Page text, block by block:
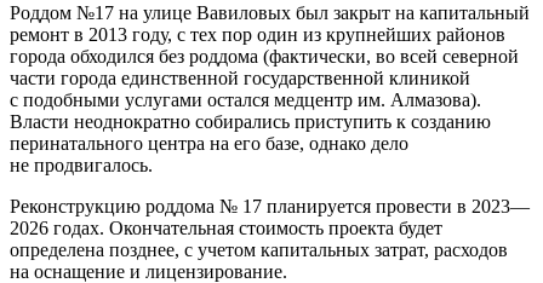
Роддом №17 на улице Вавиловых был закрыт на капитальный
ремонт в 2013 году, с тех пор один из крупнейших районов
города обходился без роддома (фактически, во всей северной
части города единственной государственной клиникой
с подобными услугами остался медцентр им. Алмазова).
Власти неоднократно собирались приступить к созданию
перинатального центра на его базе, однако дело
не продвигалось.
Реконструкцию роддома № 17 планируется провести в 2023—
2026 годах. Окончательная стоимость проекта будет
определена позднее, с учетом капитальных затрат, расходов
на оснащение и лицензирование.